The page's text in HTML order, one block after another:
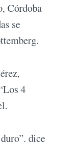
Córdoba
se
4
dice